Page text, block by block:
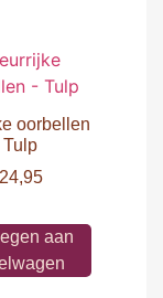
oorbellen
Tulp
aan